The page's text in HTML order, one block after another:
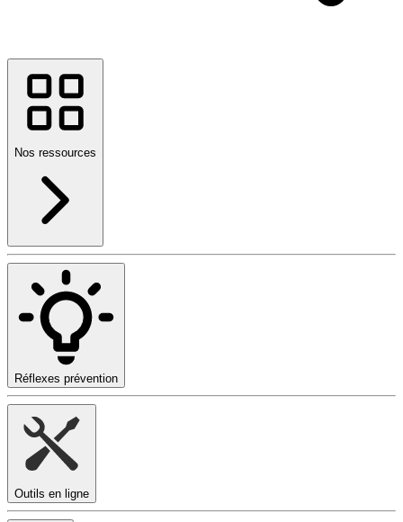
Nos ressources
Réflexes prévention
Outils en ligne